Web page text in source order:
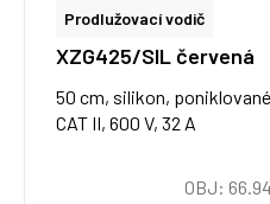
Prodlužovací vodič
XZG425/SIL červená
50 cm, silikon,
CAT II, 600 V, 32 A
OBJ: